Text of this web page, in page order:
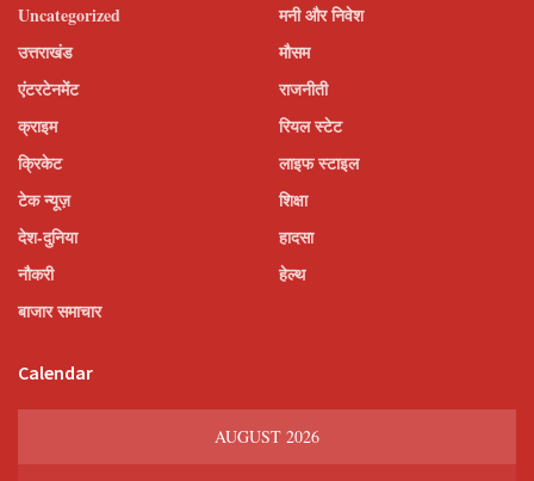
Uncategorized
उत्तराखंड
एंटरटेनमेंट
क्राइम
क्रिकेट
टेक न्यूज़
देश-दुनिया
नौकरी
बाजार समाचार
मनी और निवेश
मौसम
राजनीती
रियल स्टेट
लाइफ स्टाइल
शिक्षा
हादसा
हेल्थ
Calendar
AUGUST 2026